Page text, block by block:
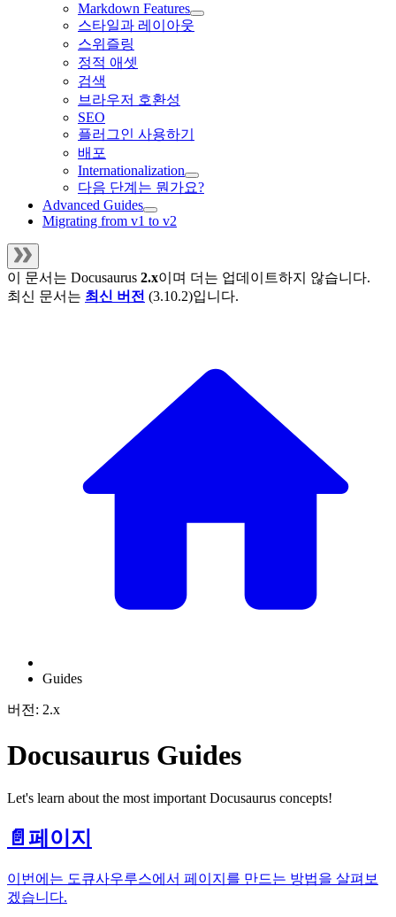
Markdown Features
스타일과 레이아웃
스위즐링
정적 애셋
검색
브라우저 호환성
SEO
플러그인 사용하기
배포
Internationalization
다음 단계는 뭔가요?
Advanced Guides
Migrating from v1 to v2
이 문서는 Docusaurus 2.x이며 더는 업데이트하지 않습니다.
최신 문서는 최신 버전 (3.10.2)입니다.
Guides
버전: 2.x
Docusaurus Guides
Let's learn about the most important Docusaurus concepts!
📄️ 페이지
이번에는 도큐사우루스에서 페이지를 만드는 방법을 살펴보
겠습니다.